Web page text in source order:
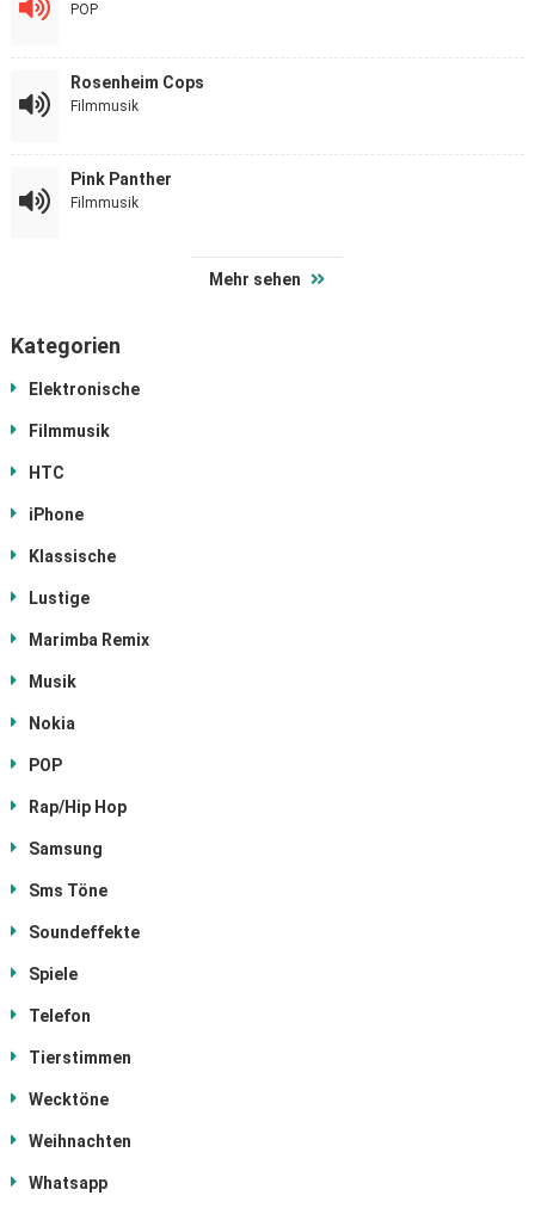
POP
Rosenheim Cops
Filmmusik
Pink Panther
Filmmusik
Mehr sehen
Kategorien
Elektronische
Filmmusik
HTC
iPhone
Klassische
Lustige
Marimba Remix
Musik
Nokia
POP
Rap/Hip Hop
Samsung
Sms Töne
Soundeffekte
Spiele
Telefon
Tierstimmen
Wecktöne
Weihnachten
Whatsapp